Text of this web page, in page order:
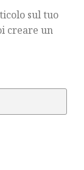
sul tuo
creare un